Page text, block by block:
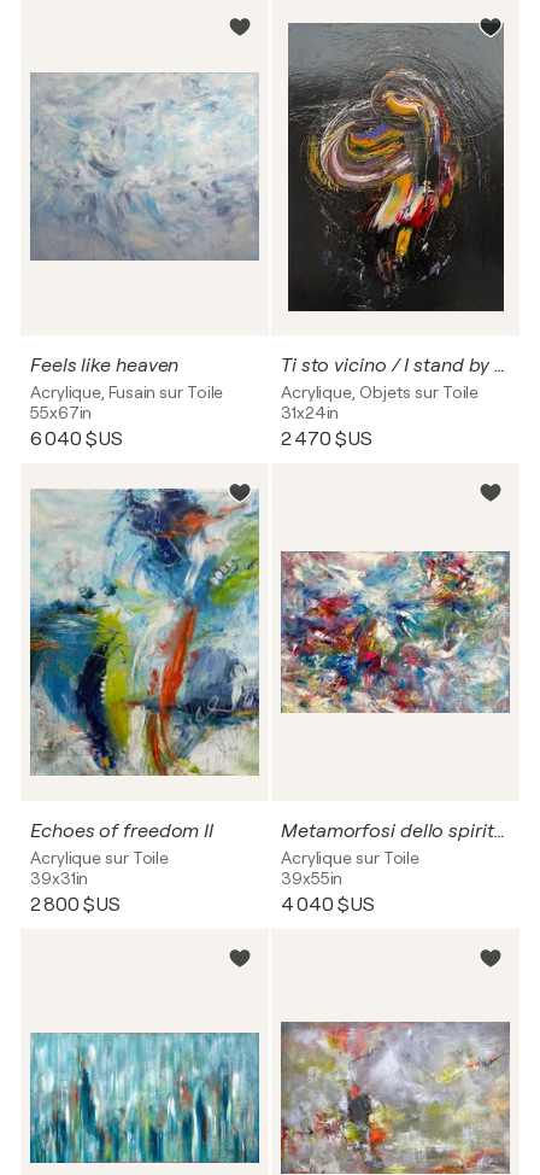
Feels like heaven
Acrylique, Fusain sur Toile
55x67in
6 040 $US
Ti sto vicino / I stand by you
Acrylique, Objets sur Toile
31x24in
2 470 $US
Echoes of freedom II
Acrylique sur Toile
39x31in
2 800 $US
Metamorfosi dello spirito II / Metamorphosis of the spirit no. 2
Acrylique sur Toile
39x55in
4 040 $US